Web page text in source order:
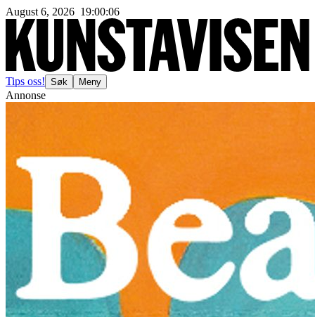
August 6, 2026 19:00:09
Tips oss! Søk Meny
Annonse